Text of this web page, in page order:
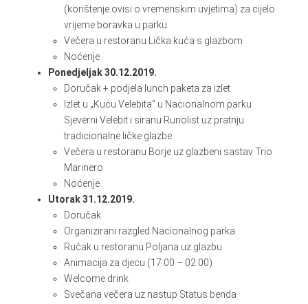
(korištenje ovisi o vremenskim uvjetima) za cijelo
vrijeme boravka u parku
Večera u restoranu Lička kuća s glazbom
Noćenje
Ponedjeljak 30.12.2019.
Doručak + podjela lunch paketa za izlet
Izlet u „Kuću Velebita“ u Nacionalnom parku
Sjeverni Velebit i siranu Runolist uz pratnju
tradicionalne ličke glazbe
Večera u restoranu Borje uz glazbeni sastav Trio
Marinero
Noćenje
Utorak 31.12.2019.
Doručak
Organizirani razgled Nacionalnog parka
Ručak u restoranu Poljana uz glazbu
Animacija za djecu (17:00 – 02:00)
Welcome drink
Svečana večera uz nastup Status benda